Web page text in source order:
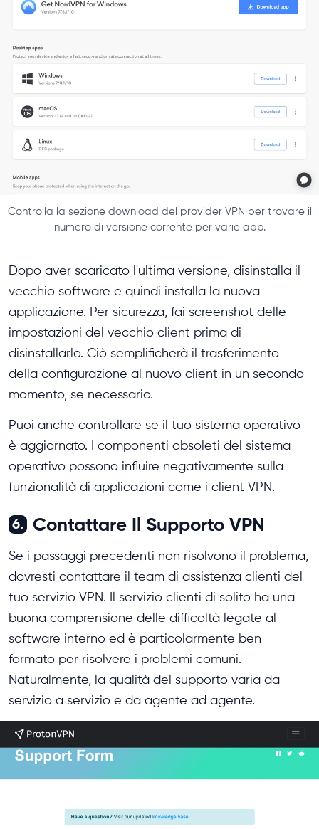
Controlla la sezione download del provider VPN per trovare il
numero di versione corrente per varie app.
Dopo aver scaricato l'ultima versione, disinstalla il
vecchio software e quindi installa la nuova
applicazione. Per sicurezza, fai screenshot delle
impostazioni del vecchio client prima di
disinstallarlo. Ciò semplificherà il trasferimento
della configurazione al nuovo client in un secondo
momento, se necessario.
Puoi anche controllare se il tuo sistema operativo
è aggiornato. I componenti obsoleti del sistema
operativo possono influire negativamente sulla
funzionalità di applicazioni come i client VPN.
6. Contattare Il Supporto VPN
Se i passaggi precedenti non risolvono il problema,
dovresti contattare il team di assistenza clienti del
tuo servizio VPN. Il servizio clienti di solito ha una
buona comprensione delle difficoltà legate al
software interno ed è particolarmente ben
formato per risolvere i problemi comuni.
Naturalmente, la qualità del supporto varia da
servizio a servizio e da agente ad agente.